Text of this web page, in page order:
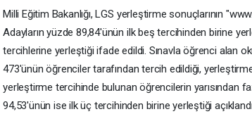
Milli Eğitim Bakanlığı, LGS yerleştirme sonuçlarının
Adayların yüzde 89,84'ünün ilk beş tercihinden birine
tercihlerine yerleştiği ifade edildi. Sınavla öğrenci alan
473'ünün öğrenciler tarafından tercih edildiği,
yerleştirme tercihinde bulunan öğrencilerin yarısından
94,53'ünün ise ilk üç tercihinden birine yerleştiği